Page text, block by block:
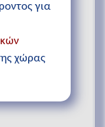
για
χώρας